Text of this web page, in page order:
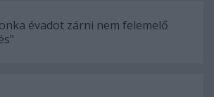
évadot zárni nem felemelő